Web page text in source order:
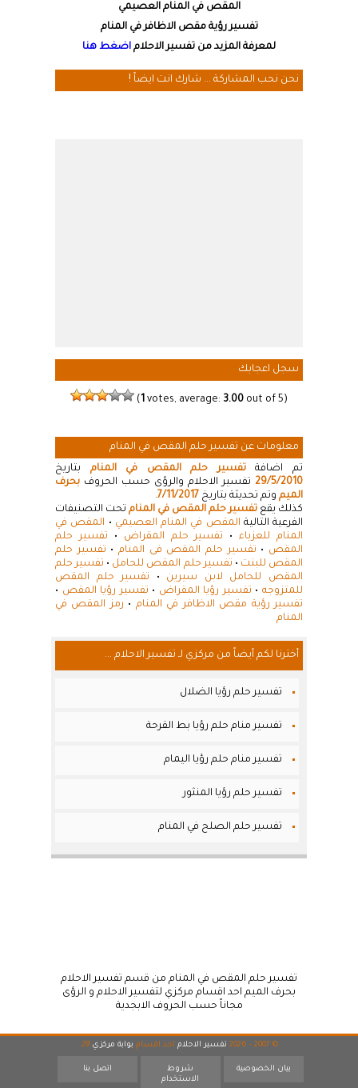
المقص في المنام العصيمي
تفسير رؤية مقص الاظافر في المنام
لمعرفة المزيد من تفسير الاحلام اضغط هنا
نحن نحب المشاركة ... شارك انت ايضاً !
سجل اعجابك
( 1 votes, average: 3.00 out of 5)
معلومات عن تفسير حلم المقص في المنام
تم اضافةتفسير حلم المقص في المنام بتاريخ
29/5/2010 تفسير الاحلام والرؤى حسب الحروف بحرف
الميم وتم تحديثة بتاريخ 7/11/2017
.
كذلك يقع تفسير حلم المقص في المنام تحت التصنيفات
الفرعية التالية المقص في المنام العصيمي • المقص في
المنام للعزباء• تفسير حلم المقراض • تفسير حلم
المقص • تفسير حلم المقص فى المنام• تفسير حلم
المقص للبنت • تفسير حلم المقص للحامل • تفسير حلم
المقص للحامل لابن سيرين • تفسير حلم المقص
للمتزوجه• تفسير رؤيا المقراض • تفسير رؤيا المقص •
تفسير رؤية مقص الاظافر في المنام • رمز المقص في
المنام
أخترنا لكم أيضاً من مركزي لـ تفسير الاحلام ...
تفسير حلم رؤيا الضلال
تفسير منام حلم رؤيا بط القرحة
تفسير منام حلم رؤيا اليمام
تفسير حلم رؤيا المنثور
تفسير حلم الصلح في المنام
تفسير حلم المقص في المنام من قسم تفسير الاحلام
بحرف الميم احد اقسام مركزي لتفسير الاحلام و الرؤى
مجاناً حسب الحروف الابجدية
© 2007 - 2026 تفسير الاحلام احد اقسام بوابة مركزي 29
بيان الخصوصية
شروط
الاستخدام
اتصل بنا